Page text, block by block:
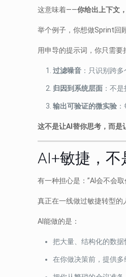
这意味着——你给出上下文
举个例子，你想做Sprint回
用申导的提示词，你只需要
过滤噪音 ：只识别跨
归因到系统层面 ：不
输出可验证的微实验
这不是让AI替你思考，而是
AI+敏捷，
有一种担心是：”AI会不会
真正在一线做过敏捷转型
AI能做的是：
把大量、结构化的数据
在你做决策前，提供